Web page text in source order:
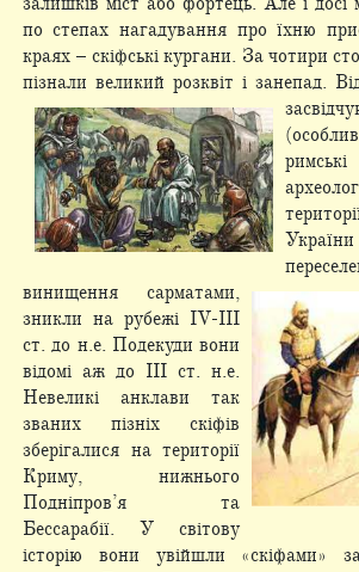
по степах нагадування про їхню
краях – скіфські кургани. За чотири
пізнали великий розквіт і занепад.
винищеннясарматами,
зникли на рубежі IV-III
ст. до н.е. Подекуди вони
відомі аж до III ст. н.е.
Невеликі анклави так
званих пізніх скіфів
зберігалися на території
Криму, нижнього
Подніпров’я та
Бессарабії. У світову
історію вони увійшли «скіфами»